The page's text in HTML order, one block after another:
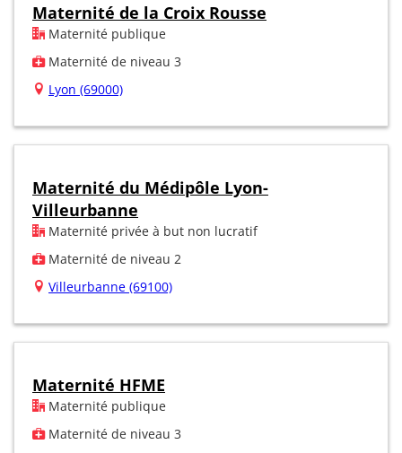
Maternité de la Croix Rousse
Maternité publique
Maternité de niveau 3
Lyon (69000)
Maternité du Médipôle Lyon-
Villeurbanne
Maternité privée à but non lucratif
Maternité de niveau 2
Villeurbanne (69100)
Maternité HFME
Maternité publique
Maternité de niveau 3